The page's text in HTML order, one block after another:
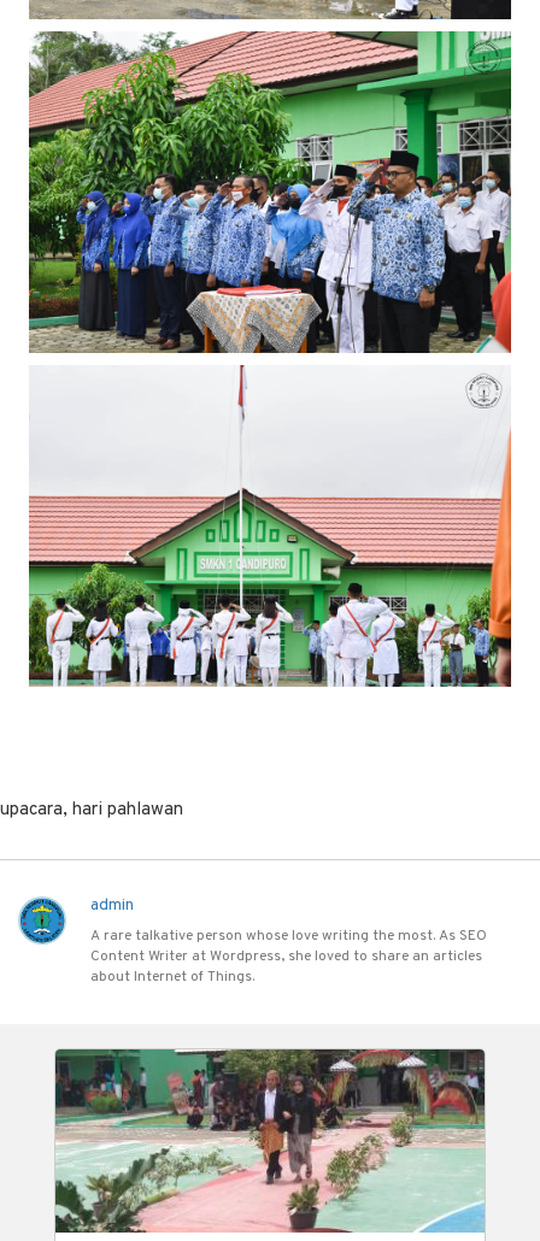
upacara, hari pahlawan
admin
A rare talkative person whose love writing the most. As SEO
Content Writer at Wordpress, she loved to share an articles
about Internet of Things.